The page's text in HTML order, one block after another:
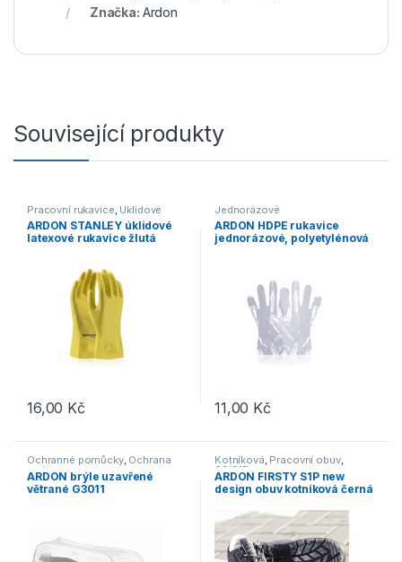
Značka: Ardon
Související produkty
Pracovní rukavice Úklidové
ARDON STANLEY úklidové
latexové rukavice žlutá
16,00 Kč
Tento produkt má více variant. Možnosti lze vybrat na stránce
Jednorázové
ARDON HDPE rukavice
jednorázové, polyetylénová
11,00 Kč
Ochranné pomůcky, Ochrana
zraku
ARDON brýle uzavřené
větrané G3011
Kotníková, Pracovní obuv,
S3/S1P
ARDON FIRSTY S1P new
design obuv kotníková černá